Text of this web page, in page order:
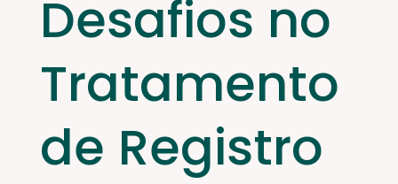
Desafios no
Tratamento
de Registro